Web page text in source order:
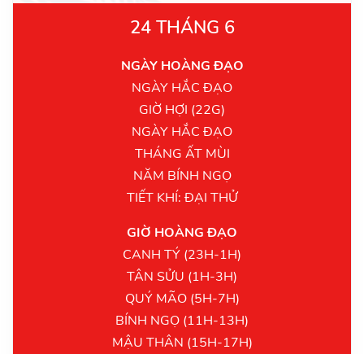
24 THÁNG 6
NGÀY HOÀNG ĐẠO
NGÀY HẮC ĐẠO
GIỜ HỢI (22G)
NGÀY HẮC ĐẠO
THÁNG ẤT MÙI
NĂM BÍNH NGỌ
TIẾT KHÍ: ĐẠI THỬ
GIỜ HOÀNG ĐẠO
CANH TÝ (23H-1H)
TÂN SỬU (1H-3H)
QUÝ MÃO (5H-7H)
BÍNH NGỌ (11H-13H)
MẬU THÂN (15H-17H)